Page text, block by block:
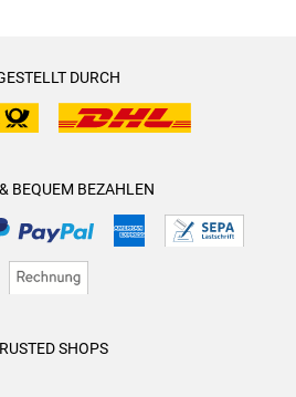
DURCH
BEQUEM BEZAHLEN
SHOPS